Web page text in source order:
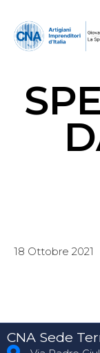
18 Ottobre 2021
CNA Sede